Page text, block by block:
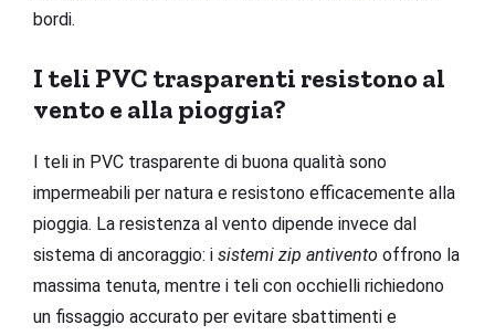
bordi.
I teli PVC trasparenti resistono al
vento e alla pioggia?
I teli in PVC trasparente di buona qualità sono
impermeabili per natura e resistono efficacemente alla
pioggia. La resistenza al vento dipende invece dal
sistema di ancoraggio: i sistemi zip antivento offrono la
massima tenuta, mentre i teli con occhielli richiedono
un fissaggio accurato per evitare sbattimenti e